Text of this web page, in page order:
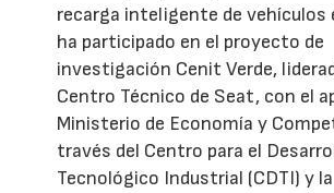
recarga inteligente de vehículos
ha participado en el proyecto de
investigación Cenit Verde,
Centro Técnico de Seat, con el
Ministerio de Economía y
través del Centro para el
Tecnológico Industrial (CDTI) y la